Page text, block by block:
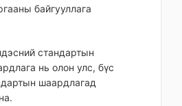
байгууллага
стандартын
нь олон улс, бүс
шаардлагад